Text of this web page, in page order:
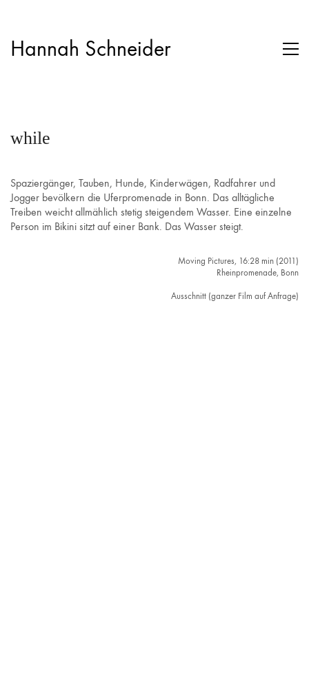
Hannah Schneider
while
Spaziergänger, Tauben, Hunde, Kinderwägen, Radfahrer und
Jogger bevölkern die Uferpromenade in Bonn. Das alltägliche
Treiben weicht allmählich stetig steigendem Wasser. Eine einzelne
Person im Bikini sitzt auf einer Bank. Das Wasser steigt.
Moving Pictures, 16:28 min (2011)
Rheinpromenade, Bonn
Ausschnitt (ganzer Film auf Anfrage)